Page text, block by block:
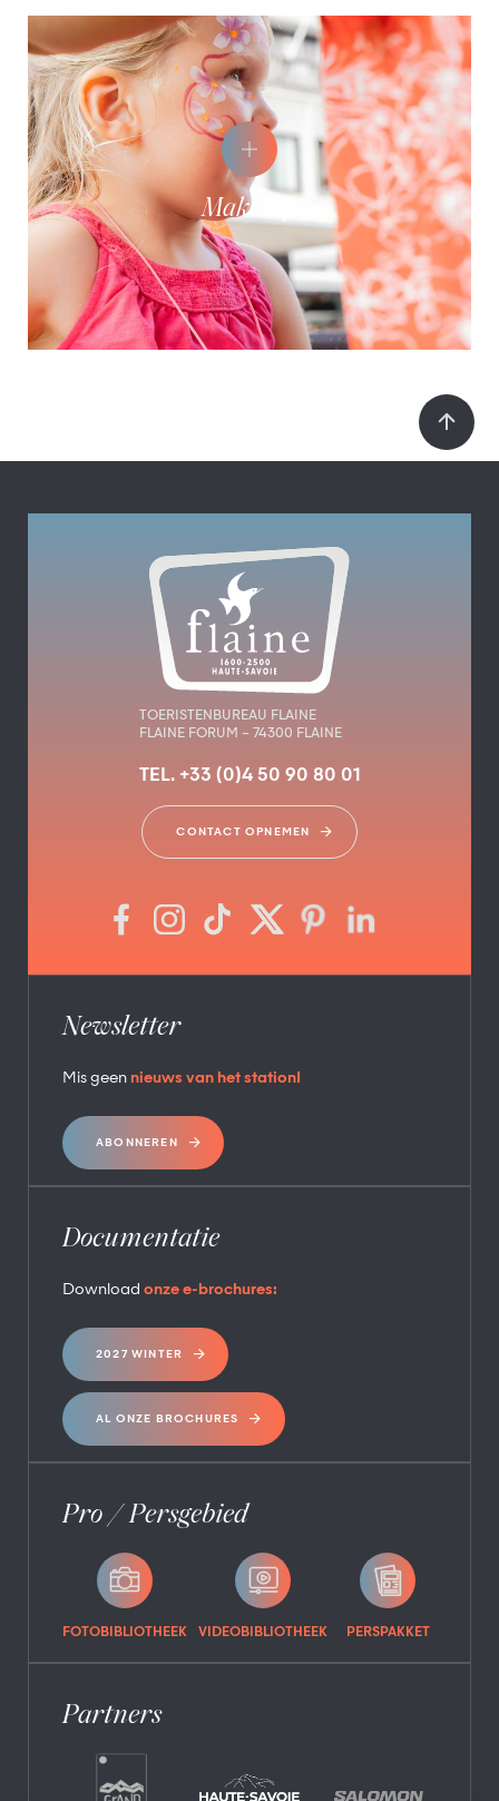
Make-up
TOERISTENBUREAU FLAINE
FLAINE FORUM – 74300 FLAINE
TEL. +33 (0)4 50 90 80 01
CONTACT OPNEMEN
Newsletter
Mis geen nieuws van het station!
ABONNEREN
Documentatie
Download onze e-brochures:
2027 WINTER
AL ONZE BROCHURES
Pro / Persgebied
FOTOBIBLIOTHEEK VIDEOBIBLIOTHEEK PERSPAKKET
Partners